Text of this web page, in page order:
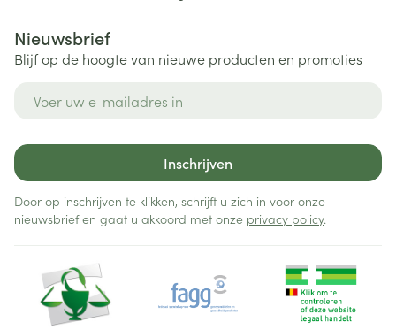
Nieuwsbrief
Blijf op de hoogte van nieuwe producten en promoties
Inschrijven
Door op inschrijven te klikken, schrijft u zich in voor onze
nieuwsbrief en gaat u akkoord met onze privacy policy.